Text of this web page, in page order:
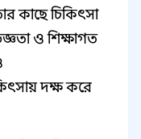
কাছে চিকিৎসা
ও শিক্ষাগত
দক্ষ করে